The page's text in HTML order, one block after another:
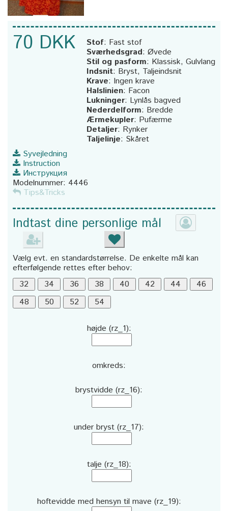
70 DKK Stof: Fast stof
Sværhedsgrad: Øvede
Stil og pasform: Klassisk, Gulvlang
Indsnit: Bryst, Taljeindsnit
Krave: Ingen krave
Halslinien: Facon
Lukninger: Lynlås bagved
Nederdelform: Bredde
Ærmekupler: Pufærme
Detaljer: Rynker
Taljelinje: Skåret
Syvejledning
Instruction
Инструкция
Modelnummer: 4446
Tips&Tricks
Indtast dine personlige mål
Vælg evt. en standardstørrelse. De enkelte mål kan
efterfølgende rettes efter behov:
højde (rz_1):
omkreds:
brystvidde (rz_16):
under bryst (rz_17):
talje (rz_18):
hoftevidde med hensyn til mave (rz_19):